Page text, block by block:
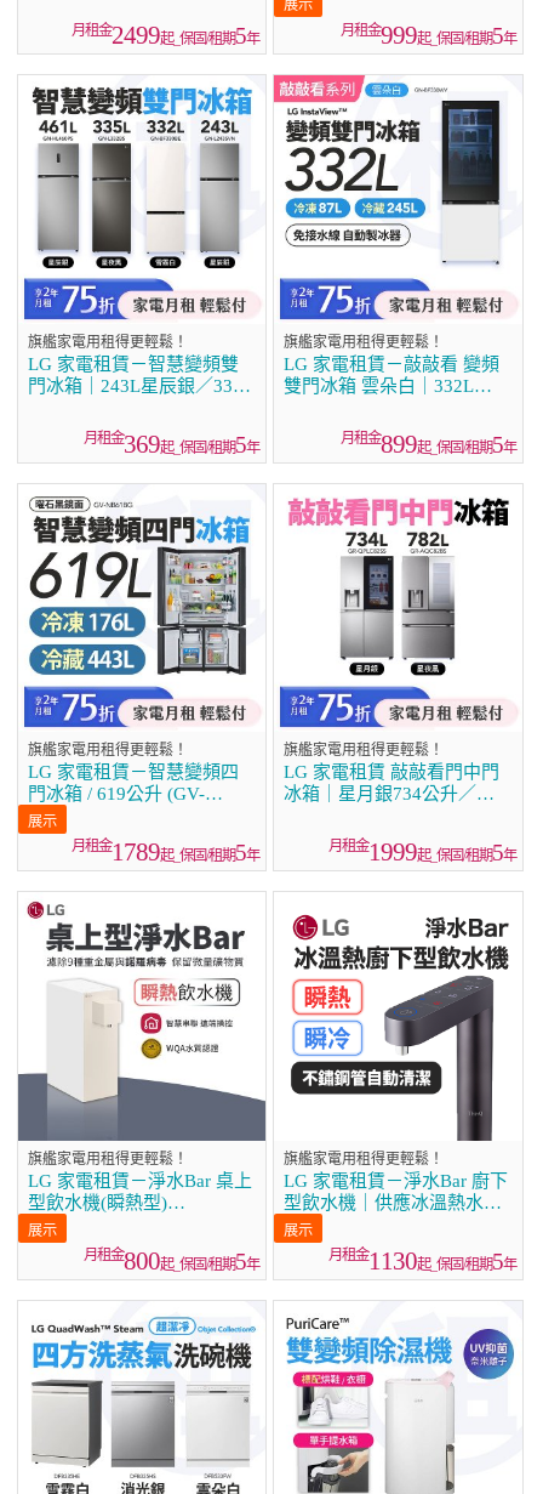
（WD-S2220B）
2499起_保固/租期5年 999起_保固/租期5年
旗艦家電用租得更輕鬆！
LG 家電租賃－智慧變頻雙
門冰箱｜243L星辰銀／335L
369起_保固/租期5年
旗艦家電用租得更輕鬆！
LG 家電租賃－敲敲看 變頻
雙門冰箱 雲朵白｜332L
899起_保固/租期5年
旗艦家電用租得更輕鬆！
LG 家電租賃－智慧變頻四
門冰箱 / 619公升 (GV-
NB61BG)
1789起_保固/租期5年
旗艦家電用租得更輕鬆！
LG 家電租賃 敲敲看門中門
冰箱｜星月銀734公升／星
1999起_保固/租期5年
旗艦家電用租得更輕鬆！
LG 家電租賃－淨水Bar 桌上
型飲水機(瞬熱型)
(WD210MN)
800起_保固/租期5年
旗艦家電用租得更輕鬆！
LG 家電租賃－淨水Bar 廚下
型飲水機｜供應冰溫熱水
(WU525BS)
1130起_保固/租期5年